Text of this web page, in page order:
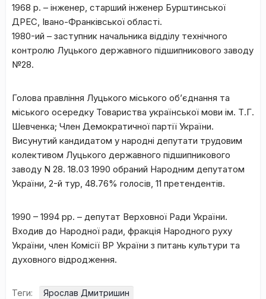
1968 р. – інженер, старший інженер Бурштинської
ДРЕС, Івано-Франківської області.
1980-ий – заступник начальника відділу технічного
контролю Луцького державного підшипникового заводу
№28.
Голова правління Луцького міського об’єднання та
міського осередку Товариства української мови ім. Т.Г.
Шевченка; Член Демократичної партії України.
Висунутий кандидатом у народні депутати трудовим
колективом Луцького державного підшипникового
заводу N 28. 18.03 1990 обраний Народним депутатом
України, 2-й тур, 48.76% голосів, 11 претендентів.
1990 – 1994 рр. – депутат Верховної Ради України.
Входив до Народної ради, фракція Народного руху
України, член Комісії ВР України з питань культури та
духовного відродження.
Теги: Ярослав Дмитришин